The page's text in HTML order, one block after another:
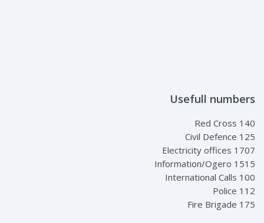
Usefull numbers
Red Cross 140
Civil Defence 125
Electricity offices 1707
Information/Ogero 1515
International Calls 100
Police 112
Fire Brigade 175